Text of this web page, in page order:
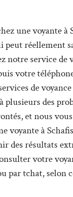
une voyante à
peut réellement
notre service de
votre
de
plusieurs des
et nous
voyante à
des résultats
votre
par tchat, selon